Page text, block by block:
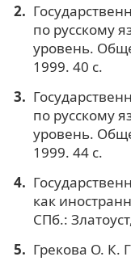
по русскому
уровень.
1999. 40 с.
по русскому
уровень.
1999. 44 с.
как
СПб.:
Грекова О. К.